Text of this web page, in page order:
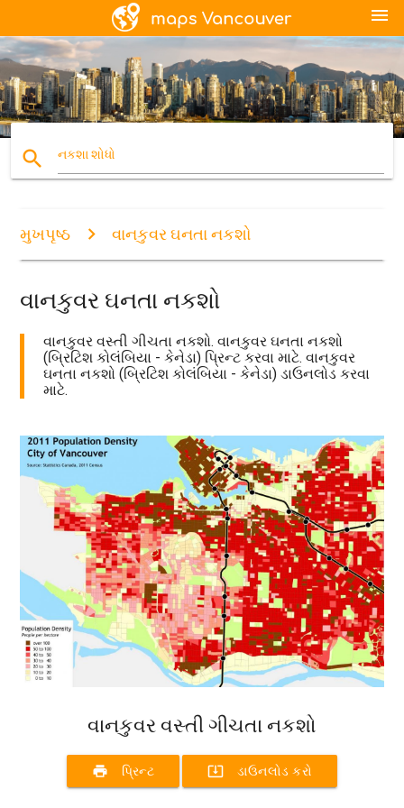
menu
search નકશા શોધો
મુખપૃષ્ઠ વાનકુવર ઘનતા નકશો
વાનકુવર ઘનતા નકશો
વાનકુવર વસ્તી ગીચતા નકશો. વાનકુવર ઘનતા નકશો
(બ્રિટિશ કોલંબિયા - કેનેડા) પ્રિન્ટ કરવા માટે. વાનકુવર
ઘનતા નકશો (બ્રિટિશ કોલંબિયા - કેનેડા) ડાઉનલોડ કરવા
માટે.
વાનકુવર વસ્તી ગીચતા નકશો
print પ્રિન્ટ system_update_alt ડાઉનલોડ કરો